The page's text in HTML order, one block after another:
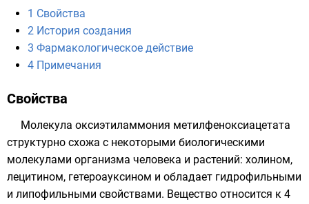
1 Свойства
2 История создания
3 Фармакологическое действие
4 Примечания
Свойства
Молекула оксиэтиламмония метилфеноксиацетата
структурно схожа с некоторыми биологическими
молекулами организма человека и растений: холином,
лецитином, гетероауксином и обладает гидрофильными
и липофильными свойствами. Вещество относится к 4